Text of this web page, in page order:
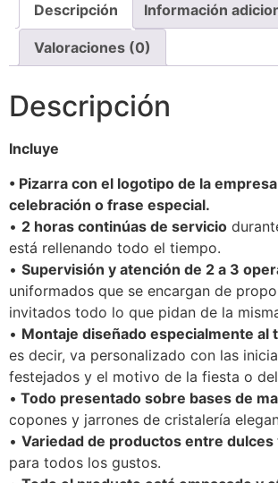
Descripción Información
Valoraciones (0)
Descripción
Incluye
• Pizarra con el logotipo de la
celebración o frase especial.
• 2 horas continúas de servicio
está rellenando todo el tiempo.
• Supervisión y atención de 2 a 3
uniformados que se encargan de
invitados todo lo que pidan de la
• Montaje diseñado especialmente al
es decir, va personalizado con las
festejados y el motivo de la fiesta o
• Todo presentado sobre bases de
copones y jarrones de cristalería
• Variedad de productos entre dulces
para todos los gustos.